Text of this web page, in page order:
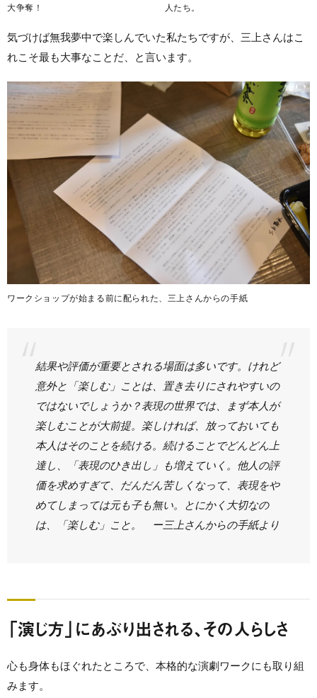
大争奪！
人たち。
気づけば無我夢中で楽しんでいた私たちですが、三上さんはこ
れこそ最も大事なことだ、と言います。
ワークショップが始まる前に配られた、三上さんからの手紙
結果や評価が重要とされる場面は多いです。けれど
意外と「楽しむ」ことは、置き去りにされやすいの
ではないでしょうか？表現の世界では、まず本人が
楽しむことが大前提。楽しければ、放っておいても
本人はそのことを続ける。続けることでどんどん上
達し、「表現のひき出し」も増えていく。他人の評
価を求めすぎて、だんだん苦しくなって、表現をや
めてしまっては元も子も無い。とにかく大切なの
は、「楽しむ」こと。 ー三上さんからの手紙より
「演じ方」にあぶり出される、その人らしさ
心も身体もほぐれたところで、本格的な演劇ワークにも取り組
みます。